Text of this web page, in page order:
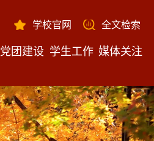
学校官网 全文检索
党团建设 学生工作 媒体关注